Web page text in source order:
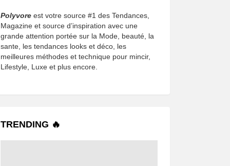
Polyvore est votre source #1 des Tendances,
Magazine et source d’inspiration avec une
grande attention portée sur la Mode, beauté, la
sante, les tendances looks et déco, les
meilleures méthodes et technique pour mincir,
Lifestyle, Luxe et plus encore.
TRENDING 🔥